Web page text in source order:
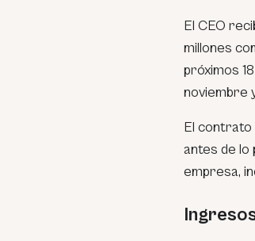
El CEO
millones
próximos
noviembre
El contrato
antes de lo
empresa,